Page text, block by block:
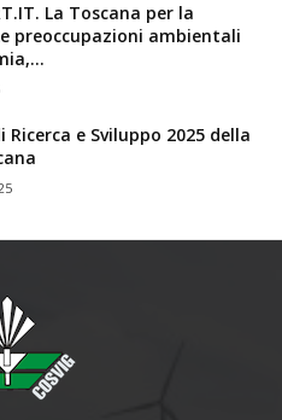
La Toscana per la
preoccupazioni ambientali
e Sviluppo 2025 della